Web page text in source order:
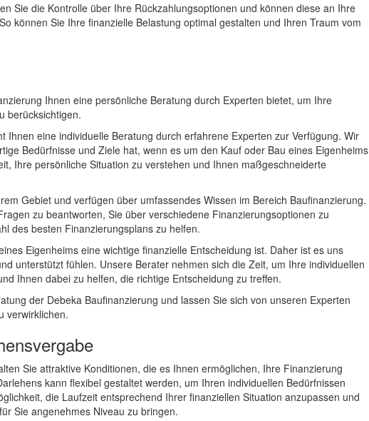
Sie die Kontrolle über Ihre Rückzahlungsoptionen und können diese an Ihre
können Sie Ihre finanzielle Belastung optimal gestalten und Ihren Traum vom
Ihnen eine persönliche Beratung durch Experten bietet, um Ihre
berücksichtigen.
Ihnen eine individuelle Beratung durch erfahrene Experten zur Verfügung. Wir
Bedürfnisse und Ziele hat, wenn es um den Kauf oder Bau eines Eigenheims
Ihre persönliche Situation zu verstehen und Ihnen maßgeschneiderte
Gebiet und verfügen über umfassendes Wissen im Bereich Baufinanzierung.
zu beantworten, Sie über verschiedene Finanzierungsoptionen zu
des besten Finanzierungsplans zu helfen.
Eigenheims eine wichtige finanzielle Entscheidung ist. Daher ist es uns
unterstützt fühlen. Unsere Berater nehmen sich die Zeit, um Ihre individuellen
Ihnen dabei zu helfen, die richtige Entscheidung zu treffen.
der Debeka Baufinanzierung und lassen Sie sich von unseren Experten
verwirklichen.
Sie attraktive Konditionen, die es Ihnen ermöglichen, Ihre Finanzierung
kann flexibel gestaltet werden, um Ihren individuellen Bedürfnissen
die Laufzeit entsprechend Ihrer finanziellen Situation anzupassen und
Sie angenehmes Niveau zu bringen.